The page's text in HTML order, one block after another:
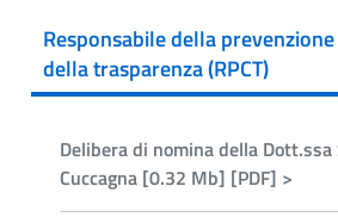
Responsabile della
della trasparenza (RPCT)
Delibera di nomina della
Cuccagna [0.32 Mb] [PDF] >